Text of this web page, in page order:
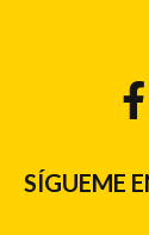
SÍGUEME